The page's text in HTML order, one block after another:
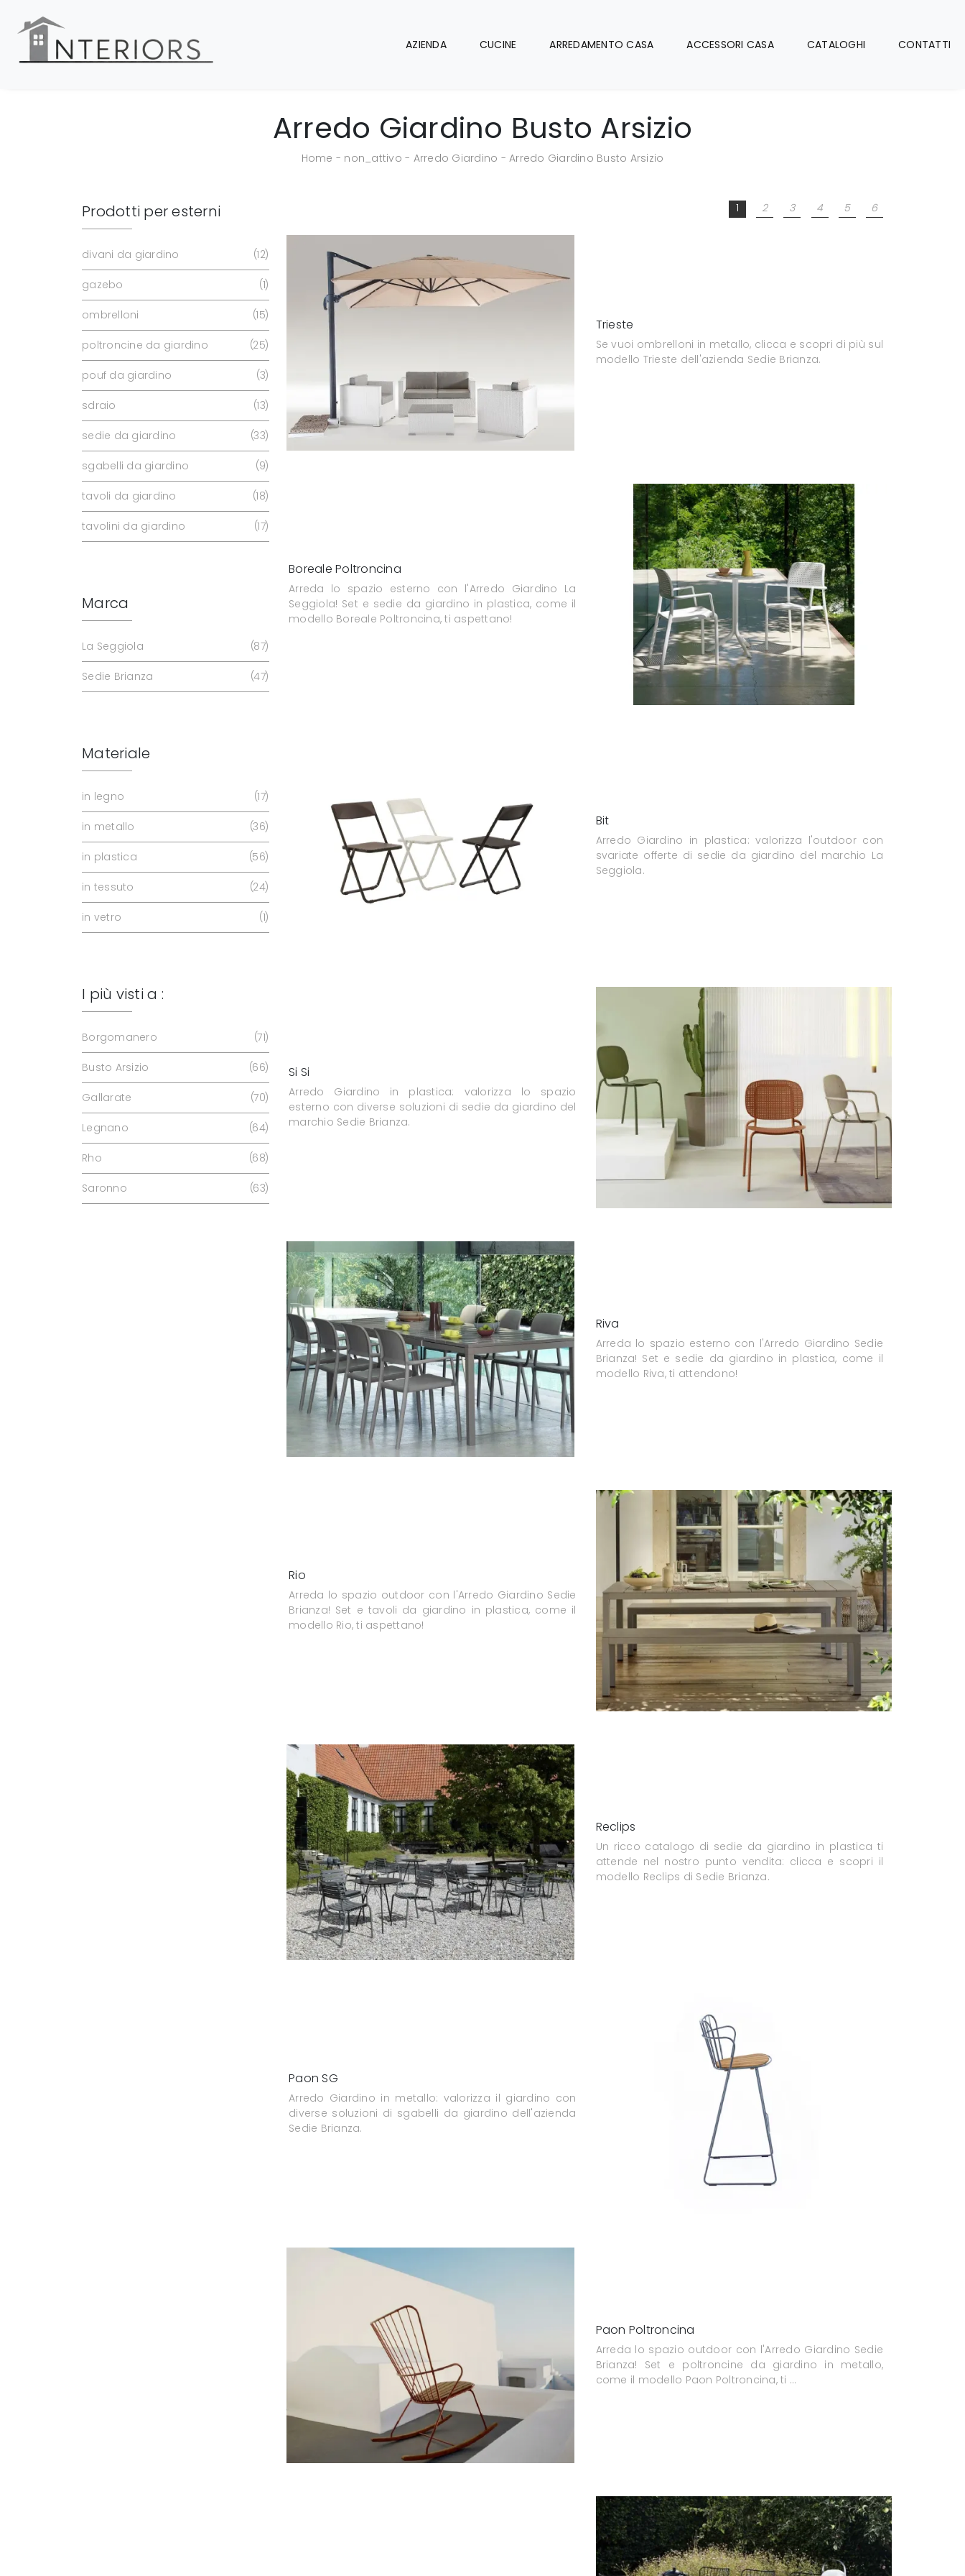
AZIENDA CUCINE ARREDAMENTO CASA ACCESSORI CASA CATALOGHI CONTATTI
Arredo Giardino Busto Arsizio
Home - non_attivo - Arredo Giardino -Arredo Giardino Busto Arsizio
1 2 3 4 5 6
Trieste
Se vuoi ombrelloni in metallo, clicca e scopri di più sul
modello Trieste dell'azienda Sedie Brianza.
Boreale Poltroncina
Arreda lo spazio esterno con l'Arredo Giardino La
Seggiola! Set e sedie da giardino in plastica, come il
modello Boreale Poltroncina, ti aspettano!
Bit
Arredo Giardino in plastica: valorizza l'outdoor con
svariate offerte di sedie da giardino del marchio La
Seggiola.
Si Si
Arredo Giardino in plastica: valorizza lo spazio
esterno con diverse soluzioni di sedie da giardino del
marchio Sedie Brianza.
Riva
Arreda lo spazio esterno con l'Arredo Giardino Sedie
Brianza! Set e sedie da giardino in plastica, come il
modello Riva, ti attendono!
Rio
Arreda lo spazio outdoor con l'Arredo Giardino Sedie
Brianza! Set e tavoli da giardino in plastica, come il
modello Rio, ti aspettano!
Reclips
Un ricco catalogo di sedie da giardino in plastica ti
attende nel nostro punto vendita: clicca e scopri il
modello Reclips di Sedie Brianza.
Paon SG
Arredo Giardino in metallo: valorizza il giardino con
diverse soluzioni di sgabelli da giardino dell'azienda
Sedie Brianza.
Paon Poltroncina
Arreda lo spazio outdoor con l'Arredo Giardino Sedie
Brianza! Set e poltroncine da giardino in metallo,
come il modello Paon Poltroncina, ti ...
Prodotti per esterni
divani da giardino 12
gazebo 1
ombrelloni 15
poltroncine da giardino 25
pouf da giardino 3
sdraio 13
sedie da giardino 33
sgabelli da giardino 9
tavoli da giardino 18
tavolini da giardino 17
Marca
La Seggiola 87
Sedie Brianza 47
Materiale
in legno 17
in metallo 36
in plastica 56
in tessuto 24
in vetro 1
I più visti a :
Borgomanero 71
Busto Arsizio 66
Gallarate 70
Legnano 64
Rho 68
Saronno 63